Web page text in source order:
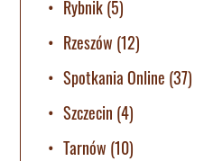
Rybnik(5)
Rzeszów (12)
Spotkania Online (37)
Szczecin (4)
Tarnów (10)